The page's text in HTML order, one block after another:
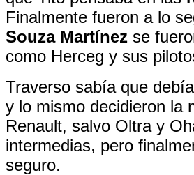
Finalmente fueron a lo
Souza Martínez se
como Herceg y sus
Traverso sabía que
y lo mismo decidieron la
Renault, salvo Oltra y
intermedias, pero
seguro.